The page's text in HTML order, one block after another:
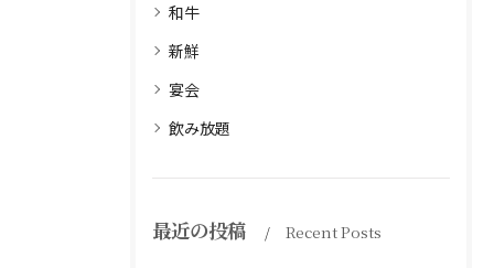
和牛
新鮮
宴会
飲み放題
最近の投稿 Recent Posts